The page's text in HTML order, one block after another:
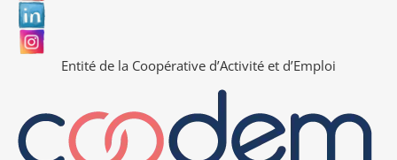
Entité de la Coopérative d’Activité et d’Emploi